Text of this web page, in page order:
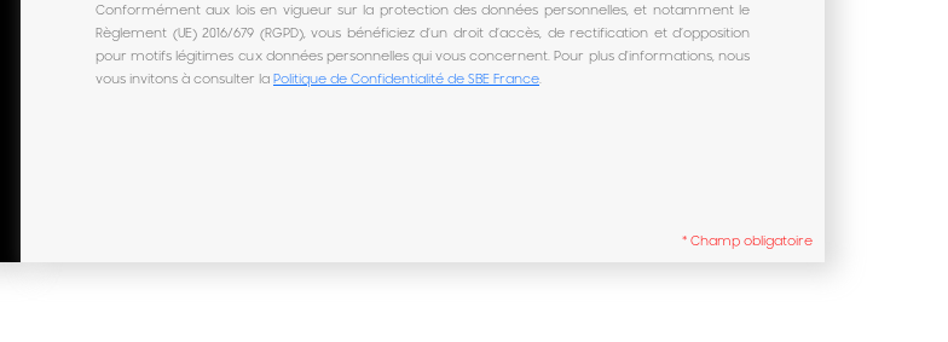
Conformément aux lois en vigueur sur la protection des données personnelles, et notamment le
Règlement (UE) 2016/679 (RGPD), vous bénéficiez d’un droit d’accès, de rectification et d’opposition
pour motifs légitimes aux données personnelles qui vous concernent. Pour plus d'informations, nous
vous invitons à consulter la Politique de Confidentialité de SBE France
* Champ obligatoire